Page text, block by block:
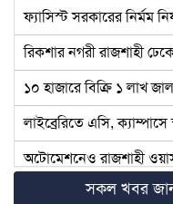
ফ্যাসিস্ট সরকারের নির্মম
রিকশার নগরী রাজশাহী
১০ হাজারে বিক্রি ১ লাখ
লাইব্রেরিতে এসি,
অটোমেশনেও রাজশাহী
রাজশাহীতে বিপিএল
সকল খবর